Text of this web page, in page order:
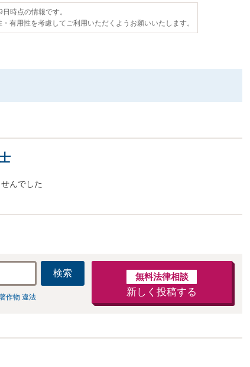
時点の情報です。
有用性を考慮してご利用いただくようお願いいたします。
んでした
検索
作物 違法
無料法律相談
新しく投稿する